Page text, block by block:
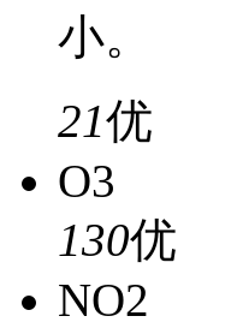
小。
21优
O3
130优
NO2